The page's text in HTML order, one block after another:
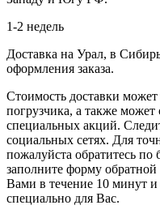
1-2 недель
Доставка на Урал, в
оформления заказа.
Стоимость доставки
погрузчика, а также может
специальных акций.
социальных сетях. Для
пожалуйста обратитесь
заполните форму
Вами в течение 10 минут
специально для Вас.